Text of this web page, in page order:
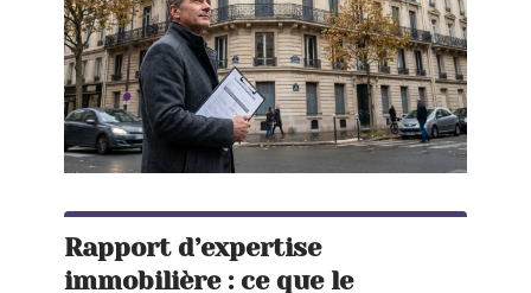
Rapport d’expertise
immobilière : ce que le